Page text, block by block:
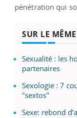
pénétration qui
SUR LE
Sexualité : les
partenaires
Sexologie : 7
"sextos"
Sexe: rebond